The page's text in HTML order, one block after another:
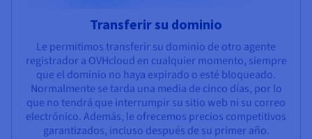
Transferir su dominio
Le permitimos transferir su dominio de otro agente
registrador a OVHcloud en cualquier momento, siempre
que el dominio no haya expirado o esté bloqueado.
Normalmente se tarda una media de cinco días, por lo
que no tendrá que interrumpir su sitio web ni su correo
electrónico. Además, le ofrecemos precios competitivos
garantizados, incluso después de su primer año.